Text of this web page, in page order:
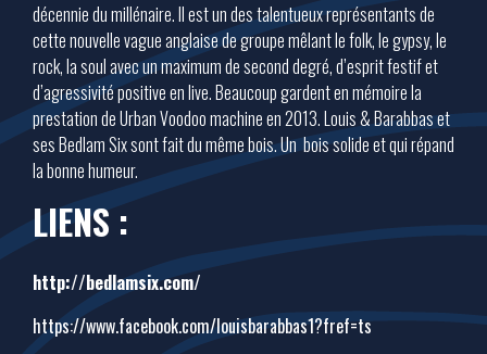
décennie du millénaire. Il est un des talentueux représentants de
cette nouvelle vague anglaise de groupe mêlant le folk, le gypsy, le
rock, la soul avec un maximum de second degré, d’esprit festif et
d’agressivité positive en live. Beaucoup gardent en mémoire la
prestation de Urban Voodoo machine en 2013. Louis & Barabbas et
ses Bedlam Six sont fait du même bois. Un bois solide et qui répand
la bonne humeur.
LIENS :
http://bedlamsix.com/
https://www.facebook.com/louisbarabbas1?fref=ts